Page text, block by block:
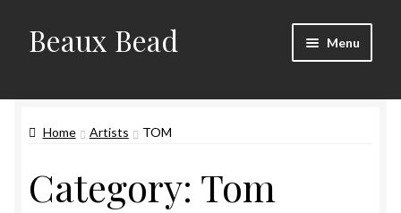
Skip
to
Skip
to
Beaux Bead Menu
Gallery
Techniques
Home Artists TOM
Category: Tom